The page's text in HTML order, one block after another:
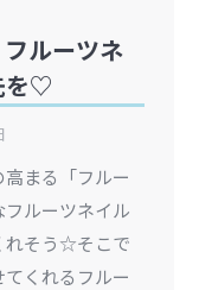
ルーツネ
を♡
まる「フルー
ルーツネイル
れそう☆そこで
くれるフルー